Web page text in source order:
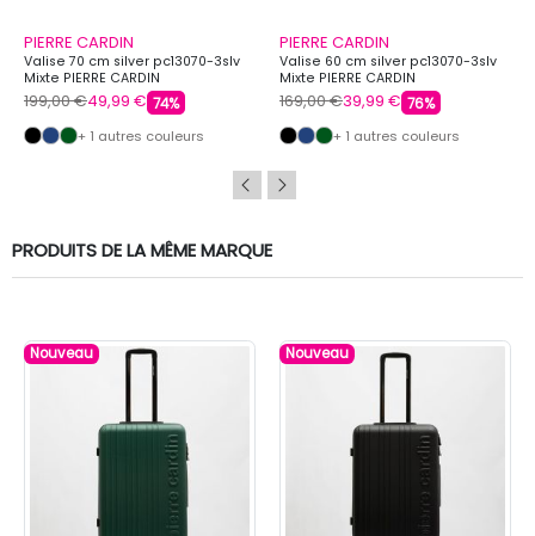
PIERRE CARDIN
Valise 70 cm silver pc13070-3slv
Mixte PIERRE CARDIN
199,00 €49,99 € 74%
+ 1 autres couleurs
PIERRE CARDIN
Valise 60 cm silver pc13070-3slv
Mixte PIERRE CARDIN
169,00 €39,99 € 76%
+ 1 autres couleurs
PRODUITS DE LA MÊME MARQUE
Nouveau Nouveau